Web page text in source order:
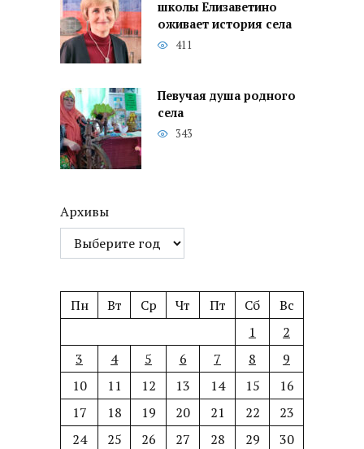
школы Елизаветино
оживает история села
411
Певучая душа родного
села
343
Архивы
Пн Вт Ср Чт Пт Сб
Вс
1
2
3
4 5 6 7 8
9
10
11 12 13 14 15
16
17
18 19 20 21 22
23
24
25 26 27 28 29
30